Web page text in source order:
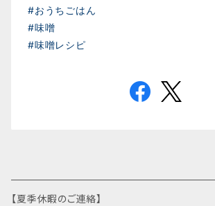
#おうちごはん
#味噌
#味噌レシピ
【夏季休暇のご連絡】